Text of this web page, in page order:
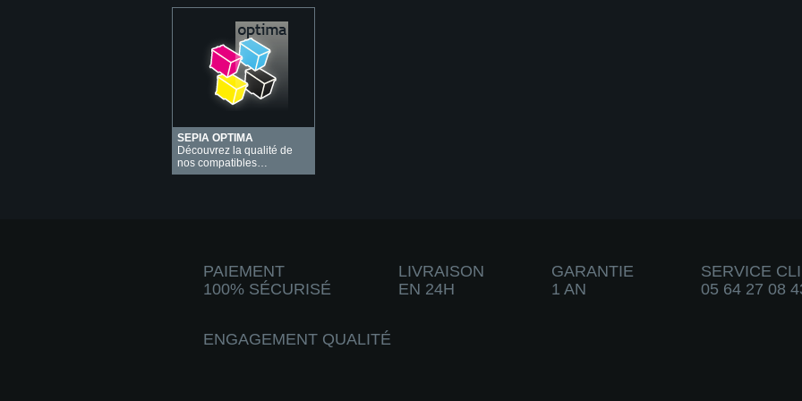
SEPIA OPTIMA
Découvrez la qualité de
nos compatibles…
PAIEMENT
100% SÉCURISÉ
LIVRAISON
EN 24H
GARANTIE
1 AN
SERVICE
05 64 27 08
ENGAGEMENT QUALITÉ